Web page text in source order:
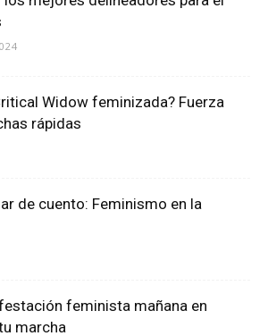
Widow feminizada? Fuerza
rápidas
de cuento: Feminismo en la
feminista mañana en
marcha